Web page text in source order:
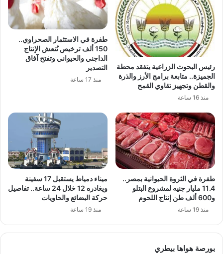
رئيس البحوث الزراعية يتفقد محطة
الجميزة.. متابعة برامج الأرز والذرة
والقطن وتجهيز تقاوي القمح
منذ 16 ساعة
طفرة في الاستثمار الصحراوي..
150 ألف ترخيص تُنعش الإنتاج
الداجني والحيواني وتفتح آفاق
التصدير
منذ 17 ساعة
طفرة في الثروة الحيوانية بمصر..
11.4 مليار جنيه لمشروع البتلو
و600 ألف طن إنتاج اللحوم
منذ 19 ساعة
ميناء دمياط يستقبل 17 سفينة
ويغادره 12 خلال 24 ساعة.. تفاصيل
حركة البضائع والحاويات
منذ 19 ساعة
بورصة هواها بيطري